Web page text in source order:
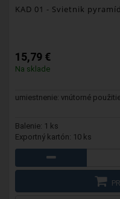
KAD 01 - Svietnik
15,79 €
Na sklade
umiestnenie: vnútorné
Balenie: 1 ks
Exportný kartón: 10 ks